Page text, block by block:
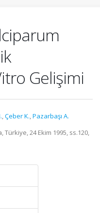
Gelişimi
,Çeber K.,Pazarbaşı A.
24 Ekim 1995, ss.120,